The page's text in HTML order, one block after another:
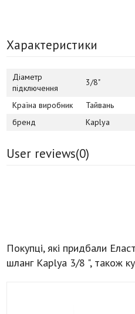
Характеристики
Діаметр
підключення
3/8"
Країна виробник
Тайвань
бренд
Kaplya
User reviews(0)
Покупці, які придбали
шланг Kaplya 3/8 ", також